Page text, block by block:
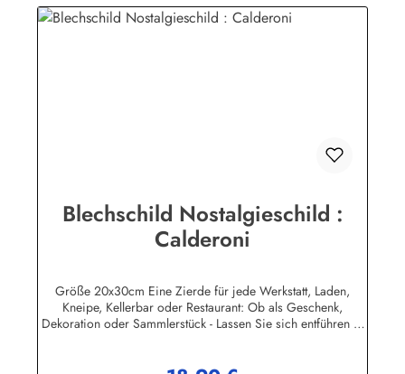
Blechschild Nostalgieschild :
Calderoni
Größe 20x30cm Eine Zierde für jede Werkstatt, Laden,
Kneipe, Kellerbar oder Restaurant: Ob als Geschenk,
Dekoration oder Sammlerstück - Lassen Sie sich entführen in